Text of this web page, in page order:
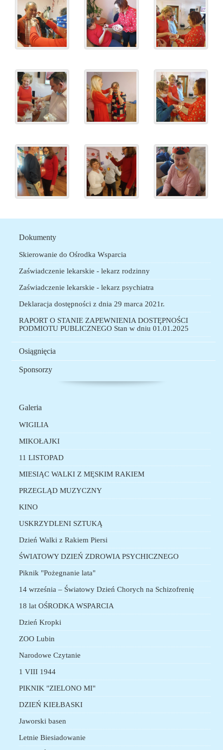
Menu
Dokumenty
Skierowanie do Ośrodka Wsparcia
Zaświadczenie lekarskie - lekarz rodzinny
Zaświadczenie lekarskie - lekarz psychiatra
Deklaracja dostępności z dnia 29 marca 2021r.
RAPORT O STANIE ZAPEWNIENIA DOSTĘPNOŚCI
PODMIOTU PUBLICZNEGO Stan w dniu 01.01.2025
Osiągnięcia
Sponsorzy
menu
boczne
Galeria
WIGILIA
MIKOŁAJKI
11 LISTOPAD
MIESIĄC WALKI Z MĘSKIM RAKIEM
PRZEGLĄD MUZYCZNY
KINO
USKRZYDLENI SZTUKĄ
Dzień Walki z Rakiem Piersi
ŚWIATOWY DZIEŃ ZDROWIA PSYCHICZNEGO
Piknik "Pożegnanie lata"
14 września – Światowy Dzień Chorych na Schizofrenię
18 lat OŚRODKA WSPARCIA
Dzień Kropki
ZOO Lubin
Narodowe Czytanie
1 VIII 1944
PIKNIK "ZIELONO MI"
DZIEŃ KIEŁBASKI
Jaworski basen
Letnie Biesiadowanie